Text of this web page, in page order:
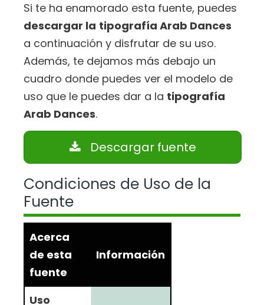
Si te ha enamorado esta fuente, puedes
descargar la tipografía Arab Dances
a continuación y disfrutar de su uso.
Además, te dejamos más debajo un
cuadro donde puedes ver el modelo de
uso que le puedes dar a la tipografía
Arab Dances.
Descargar fuente
Condiciones de Uso de la
Fuente
Acerca
de esta
fuente
Información
Uso